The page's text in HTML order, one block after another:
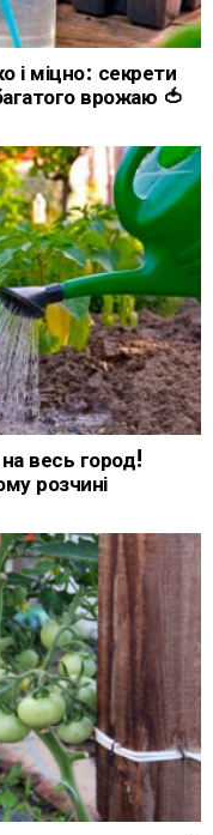
і міцно: секрети
врожаю 🍅
весь город!
розчині